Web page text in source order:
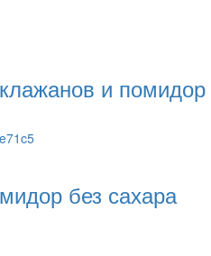
и помидор
без сахара